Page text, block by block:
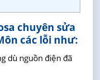
chuyên sửa
các lỗi như:
dù nguồn điện đã